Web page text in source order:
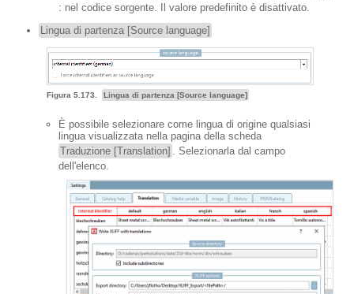
: nel codice sorgente. Il valore predefinito è disattivato.
Lingua di partenza [Source language]
Figura 5.173. Lingua di partenza [Source language]
È possibile selezionare come lingua di origine qualsiasi
lingua visualizzata nella pagina della scheda
Traduzione [Translation] . Selezionarla dal campo
dell'elenco.